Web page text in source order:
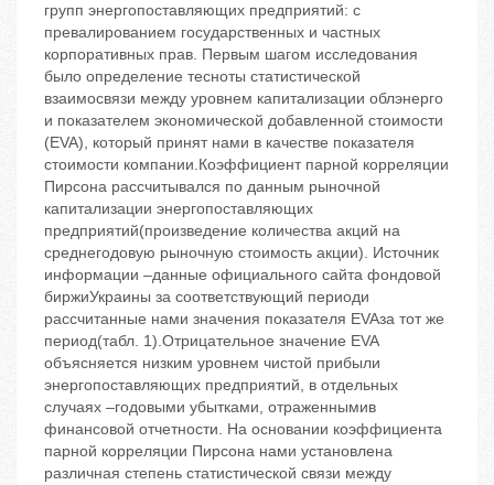
групп энергопоставляющих предприятий: с
превалированием государственных и частных
корпоративных прав. Первым шагом исследования
было определение тесноты статистической
взаимосвязи между уровнем капитализации облэнерго
и показателем экономической добавленной стоимости
(EVA), который принят нами в качестве показателя
стоимости компании.Коэффициент парной корреляции
Пирсона рассчитывался по данным рыночной
капитализации энергопоставляющих
предприятий(произведение количества акций на
среднегодовую рыночную стоимость акции). Источник
информации –данные официального сайта фондовой
биржиУкраины за соответствующий периоди
рассчитанные нами значения показателя EVAза тот же
период(табл. 1).Отрицательное значение EVA
объясняется низким уровнем чистой прибыли
энергопоставляющих предприятий, в отдельных
случаях –годовыми убытками, отраженнымив
финансовой отчетности. На основании коэффициента
парной корреляции Пирсона нами установлена
различная степень статистической связи между